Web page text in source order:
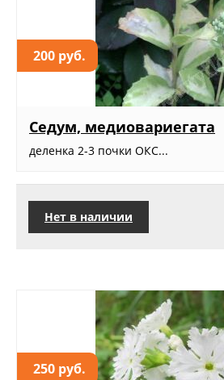
200 руб.
Седум, медиовариегата
деленка 2-3 почки ОКС...
Нет в наличии
250 руб.